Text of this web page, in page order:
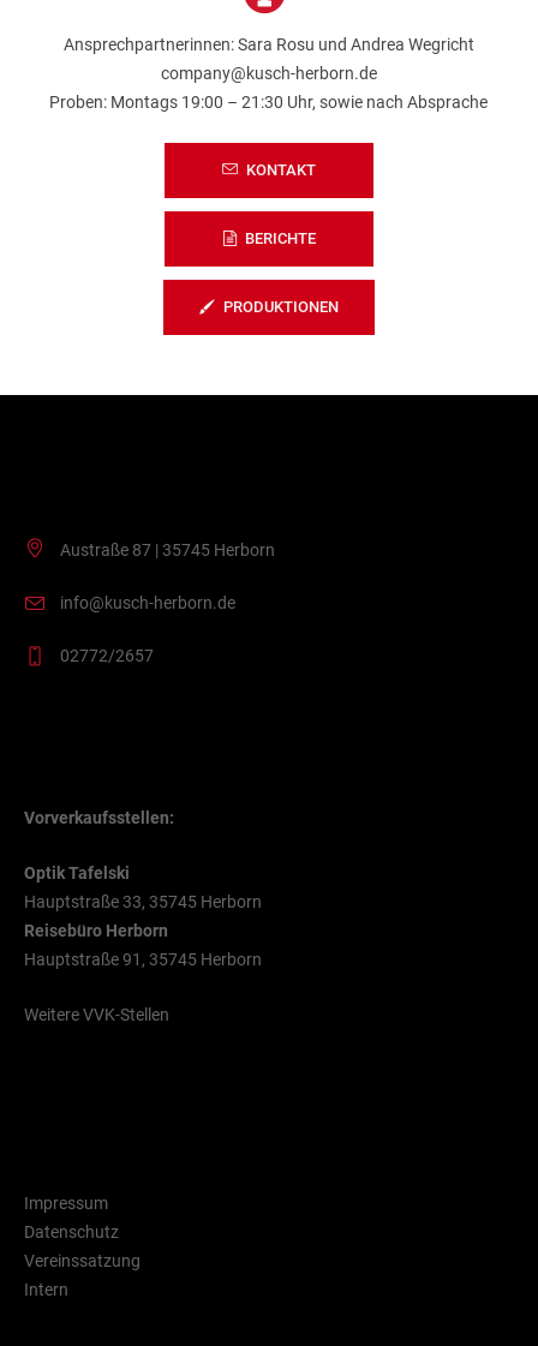
Ansprechpartnerinnen: Sara Rosu und Andrea Wegricht
company@kusch-herborn.de
Proben: Montags 19:00 – 21:30 Uhr, sowie nach Absprache
KONTAKT
BERICHTE
PRODUKTIONEN
Austraße 87 | 35745 Herborn
info@kusch-herborn.de
02772/2657
Vorverkaufsstellen:
Optik Tafelski
Hauptstraße 33, 35745 Herborn
Reisebüro Herborn
Hauptstraße 91, 35745 Herborn
Weitere VVK-Stellen
Impressum
Datenschutz
Vereinssatzung
Intern